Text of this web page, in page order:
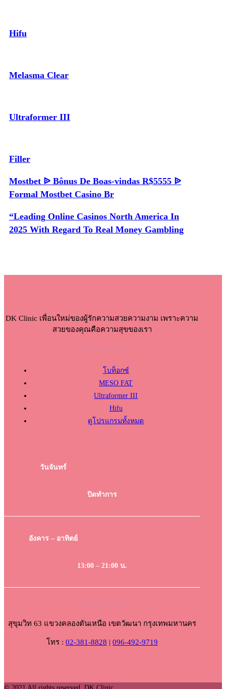
Hifu
Melasma Clear
Ultraformer III
Filler
Mostbet ᐉ Bônus De Boas-vindas R$5555 ᐉ
Formal Mostbet Casino Br
“Leading Online Casinos North America In
2025 With Regard To Real Money Gambling
DK Clinic เพื่อนใหม่ของผู้รักความสวยความงาม เพราะความ
สวยของคุณคือความสุขของเรา
โบท็อกซ์
MESO FAT
Ultraformer III
Hifu
ดูโปรแกรมทั้งหมด
วันจันทร์
ปิดทำการ
อังคาร – อาทิตย์
13:00 – 21:00 น.
สุขุมวิท 63 แขวงคลองตันเหนือ เขตวัฒนา กรุงเทพมหานคร
โทร : 02-381-8828 | 096-492-9719